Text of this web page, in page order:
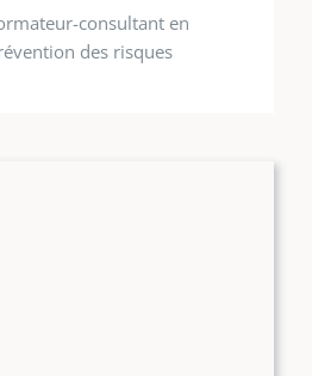
consultant en
des risques